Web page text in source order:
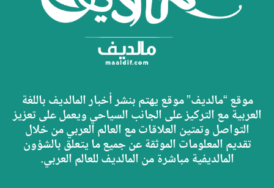
موقع “مالديف” موقع يهتم بنشر أخبار المالديف باللغة
العربية مع التركيز على الجانب السياحي ويعمل على تعزيز
التواصل وتمتين العلاقات مع العالم العربي من خلال
تقديم المعلومات الموثقة عن جميع ما يتعلق بالشؤون
المالديفية مباشرة من المالديف للعالم العربي.